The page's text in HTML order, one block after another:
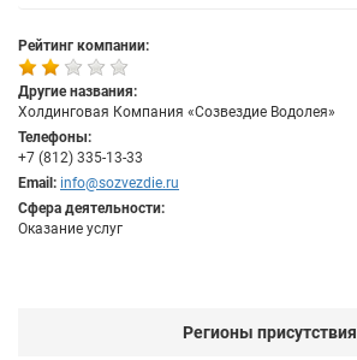
Рейтинг компании:
Другие названия:
Холдинговая Компания «Созвездие Водолея»
Телефоны:
+7 (812) 335-13-33
Email: info@sozvezdie.ru
Сфера деятельности:
Оказание услуг
Регионы присутствия